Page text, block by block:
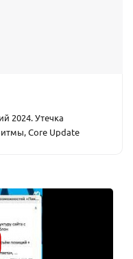
2024. Утечка
Core Update